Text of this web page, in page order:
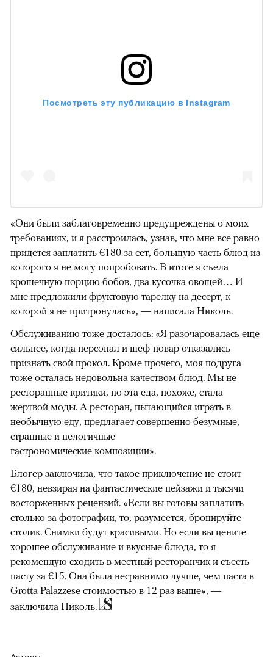
Посмотреть эту публикацию в Instagram
«Они были заблаговременно предупреждены о моих
требованиях, и я расстроилась, узнав, что мне все равно
придется заплатить €180 за сет, большую часть блюд из
которого я не могу попробовать. В итоге я съела
крошечную порцию бобов, два кусочка овощей… И
мне предложили фруктовую тарелку на десерт, к
которой я не притронулась», — написала Николь.
Обслуживанию тоже досталось: «Я разочаровалась еще
сильнее, когда персонал и шеф-повар отказались
признать свой прокол. Кроме прочего, моя подруга
тоже осталась недовольна качеством блюд. Мы не
ресторанные критики, но эта еда, похоже, стала
жертвой моды. А ресторан, пытающийся играть в
необычную еду, предлагает совершенно безумные,
странные и нелогичные
гастрономические композиции».
Блогер заключила, что такое приключение не стоит
€180, невзирая на фантастические пейзажи и тысячи
восторженных рецензий. «Если вы готовы заплатить
столько за фотографии, то, разумеется, бронируйте
столик. Снимки будут красивыми. Но если вы цените
хорошее обслуживание и вкусные блюда, то я
рекомендую сходить в местный ресторанчик и съесть
пасту за €15. Она была несравнимо лучше, чем паста в
Grotta Palazzese стоимостью в 12 раз выше», —
заключила Николь.